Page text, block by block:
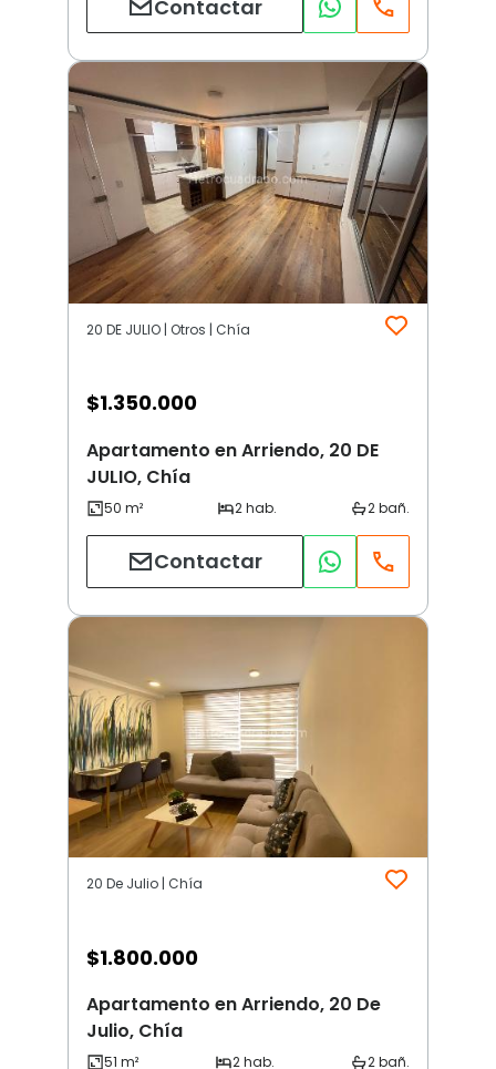
Contactar
20 DE JULIO | Otros | Chía
$1.350.000
Apartamento en Arriendo, 20 DE
JULIO, Chía
Contactar
20 De Julio | Chía
$1.800.000
Apartamento en Arriendo, 20 De
Julio, Chía